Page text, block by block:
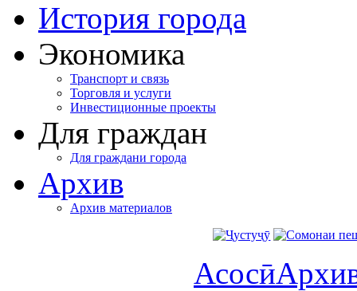
История города
Экономика
Транспорт и связь
Торговля и услуги
Инвестиционные проекты
Для граждан
Для граждани города
Архив
Архив материалов
Асосӣ